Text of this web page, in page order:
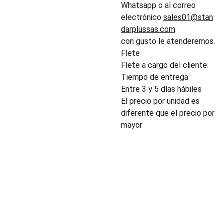
Whatsapp o al correo
electrónico sales01@stan
darplussas.com.
con gusto le atenderemos.
Flete
Flete a cargo del cliente.
Tiempo de entrega
Entre 3 y 5 días hábiles
El precio por unidad es
diferente que el precio por
mayor